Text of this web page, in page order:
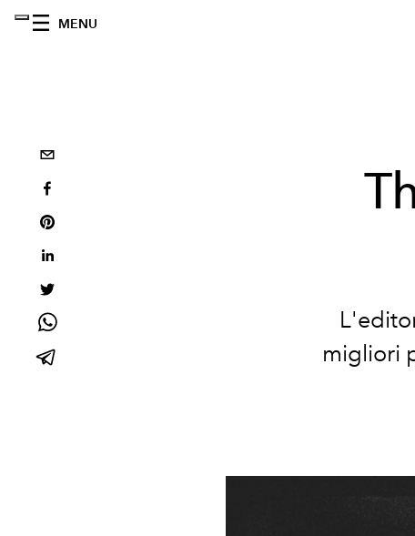
MENU
migliori